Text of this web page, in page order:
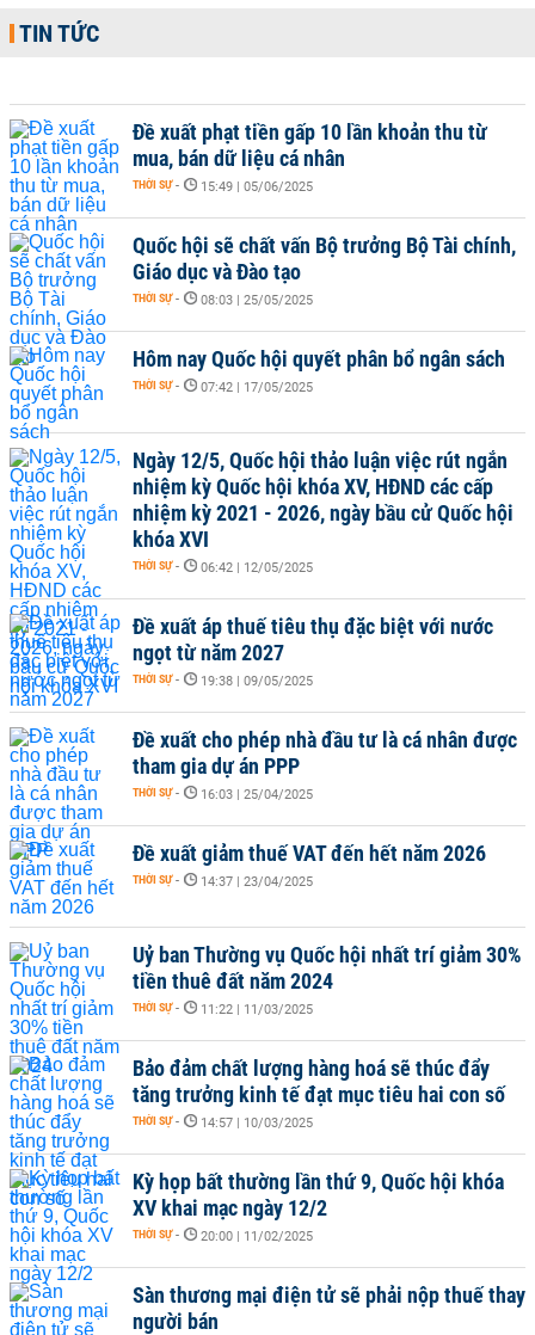
TIN TỨC
Đề xuất phạt tiền gấp 10 lần khoản thu từ
mua, bán dữ liệu cá nhân
THỜI SỰ - 15:49 | 05/06/2025
Quốc hội sẽ chất vấn Bộ trưởng Bộ Tài chính,
Giáo dục và Đào tạo
THỜI SỰ - 08:03 | 25/05/2025
Hôm nay Quốc hội quyết phân bổ ngân sách
THỜI SỰ - 07:42 | 17/05/2025
Ngày 12/5, Quốc hội thảo luận việc rút ngắn
nhiệm kỳ Quốc hội khóa XV, HĐND các cấp
nhiệm kỳ 2021 - 2026, ngày bầu cử Quốc hội
khóa XVI
THỜI SỰ - 06:42 | 12/05/2025
Đề xuất áp thuế tiêu thụ đặc biệt với nước
ngọt từ năm 2027
THỜI SỰ - 19:38 | 09/05/2025
Đề xuất cho phép nhà đầu tư là cá nhân được
tham gia dự án PPP
THỜI SỰ - 16:03 | 25/04/2025
Đề xuất giảm thuế VAT đến hết năm 2026
THỜI SỰ - 14:37 | 23/04/2025
Uỷ ban Thường vụ Quốc hội nhất trí giảm 30%
tiền thuê đất năm 2024
THỜI SỰ - 11:22 | 11/03/2025
Bảo đảm chất lượng hàng hoá sẽ thúc đẩy
tăng trưởng kinh tế đạt mục tiêu hai con số
THỜI SỰ - 14:57 | 10/03/2025
Kỳ họp bất thường lần thứ 9, Quốc hội khóa
XV khai mạc ngày 12/2
THỜI SỰ - 20:00 | 11/02/2025
Sàn thương mại điện tử sẽ phải nộp thuế thay
người bán